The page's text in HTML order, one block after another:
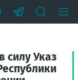
силу Указ